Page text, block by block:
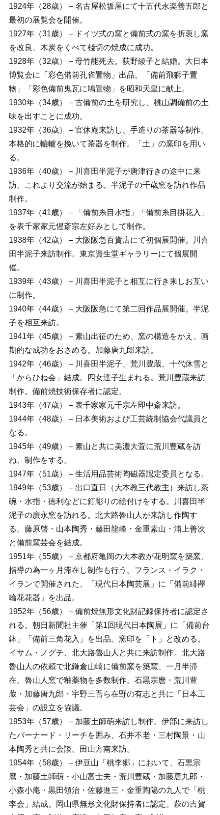
1924年（28歳） – 名古屋松坂屋にて十五代永楽善五郎と
最初の展覧会を開催。
1927年（31歳） – ドイツ式の窯と備前式の窯を折衷し窯
を改良、木炭をくべて棧切の焼成に成功。
1928年（32歳） – 母竹能死去。荻野綾子と結婚。大日本
博覧会に「彩色備前孔雀置物」出品。「備前飛獅子置
物」「彩色備前鬼瓦に鳩置物」を昭和天皇に献上。
1930年（34歳） – 古備前の土を研究し、桃山調備前の土
味を出すことに成功。
1932年（36歳） – 官休庵来訪し、手造りの茶器等制作。
本格的に轆轤を挽いて茶器を制作。「土」の窯印を用い
る。
1936年（40歳） – 川喜田半泥子が唐津行きの途中に来
訪、これより交流が始まる。半泥子の千歳窯を訪れ作品
制作。
1937年（41歳） – 「備前糸目水指」「備前糸目掛花入」
を表千家家元惺斎宗左好みとして制作。
1938年（42歳） – 大阪阪急百貨店にて初個展開催。川喜
田半泥子来訪制作。東京資生堂ギャラリーにて個展開
催。
1939年（43歳） – 川喜田半泥子と相互に行き来しお互い
に制作。
1940年（44歳） – 大阪阪急にて第二回作品展開催。半泥
子を相互来訪。
1941年（45歳） – 素山出征のため、窯の構造をかえ、画
期的な成功をおさめる。加藤唐九郎来訪。
1942年（46歳） – 川喜田半泥子、荒川豊蔵、十代休雪と
「からひね会」結成。四女達子生まれる。荒川豊蔵来訪
制作。備前焼技術保存者に認定。
1943年（47歳） – 表千家家元千宗左即中斎来訪。
1944年（48歳） – 日本美術および工芸統制協会代議員と
なる。
1945年（49歳） – 素山と共に美濃大萓に荒川豊蔵を訪
ね、制作をする。
1947年（51歳） – 生活用品芸術陶磁器認定委員となる。
1949年（53歳） – 出口直日（大本教三代教主）来訪し茶
碗・水指・徳利などに釘彫りの絵付けをする。川喜田半
泥子の廣永窯を訪れる。北大路魯山人が来訪し作陶す
る。藤原啓・山本陶秀・藤田龍峰・金重素山・浦上善次
と備前窯芸会を結成。
1951年（55歳） – 京都府亀岡の大本教が花明窯を築窯、
指導の為一ヶ月滞在し制作も行う。フランス・イラク・
イランで開催された、「現代日本陶芸展」に「備前緋襷
輪花花器」を出品。
1952年（56歳） – 備前焼無形文化財記録保持者に認定さ
れる。朝日新聞社主催「第1回現代日本陶展」に「備前台
鉢」「備前三角花入」を出品。窯印を「ト」と改める。
イサム・ノグチ、北大路魯山人と共に来訪制作。北大路
魯山人の依頼で北鎌倉山崎に備前窯を築窯、一月半滞
在。魯山人窯で釉薬物を多数制作。石黒宗麿・荒川豊
蔵・加藤唐九郎・宇野三吾ら在野の有志と共に「日本工
芸会」の設立を協議。
1953年（57歳） – 加藤土師萌来訪し制作。伊部に来訪し
たバーナード・リーチを囲み、石井不老・三村陶景・山
本陶秀と共に会談。田山方南来訪。
1954年（58歳） – 伊豆山「桃李郷」において、石黒宗
麿・加藤土師萌・小山富士夫・荒川豊蔵・加藤唐九郎・
小森小庵・黒田領治・佐藤進三・金重陶陽の九人で「桃
李会」結成。岡山県無形文化財保持者に認定。萩の吉賀